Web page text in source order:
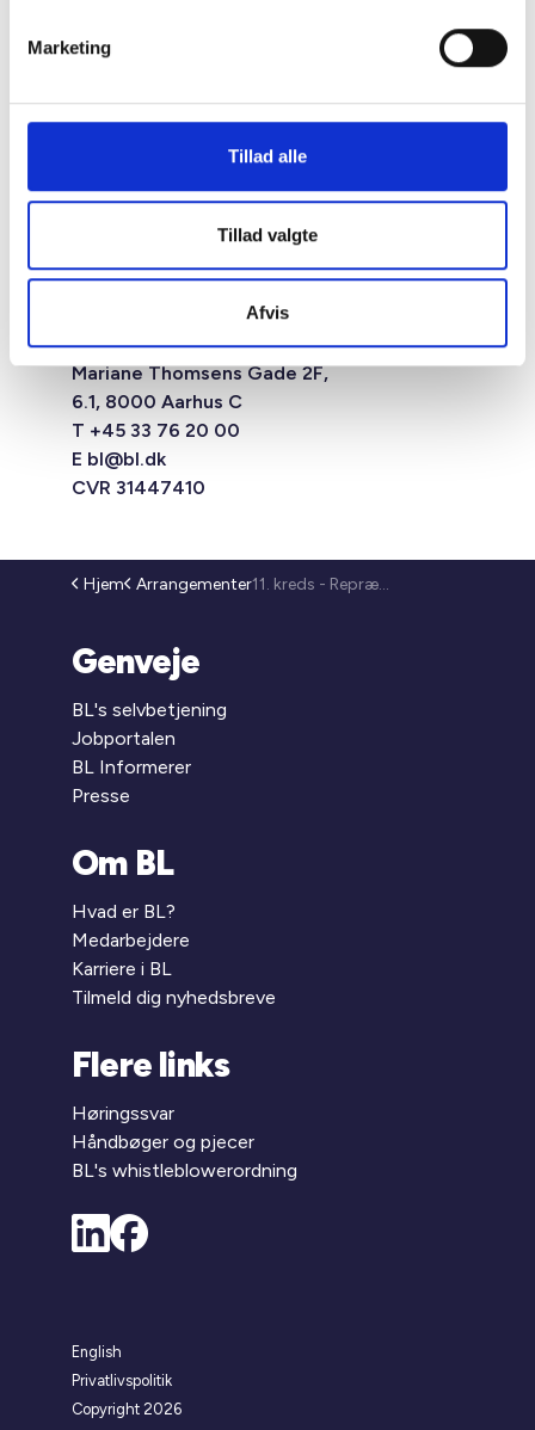
Marketing
Tillad alle
Tillad valgte
Afvis
1554 København V
Mariane Thomsens Gade 2F,
6.1, 8000 Aarhus C
T +45 33 76 20 00
E bl@bl.dk
CVR 31447410
Hjem Arrangementer 11. kreds - Repræsentantmøde (25-199)
Genveje
BL's selvbetjening
Jobportalen
BL Informerer
Presse
Om BL
Hvad er BL?
Medarbejdere
Karriere i BL
Tilmeld dig nyhedsbreve
Flere links
Høringssvar
Håndbøger og pjecer
BL's whistleblowerordning
English
Privatlivspolitik
Copyright 2026